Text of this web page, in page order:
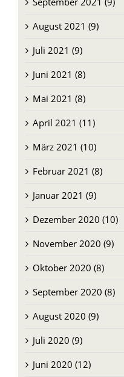
August 2021 (9)
Juli 2021 (9)
Juni 2021 (8)
Mai 2021 (8)
April 2021 (11)
März 2021 (10)
Februar 2021 (8)
Januar 2021 (9)
Dezember 2020 (10)
November 2020 (9)
Oktober 2020 (8)
September 2020 (8)
August 2020 (9)
Juli 2020 (9)
Juni 2020 (12)